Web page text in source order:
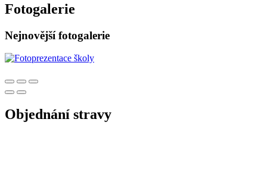
Fotogalerie
Nejnovější fotogalerie
Objednání stravy